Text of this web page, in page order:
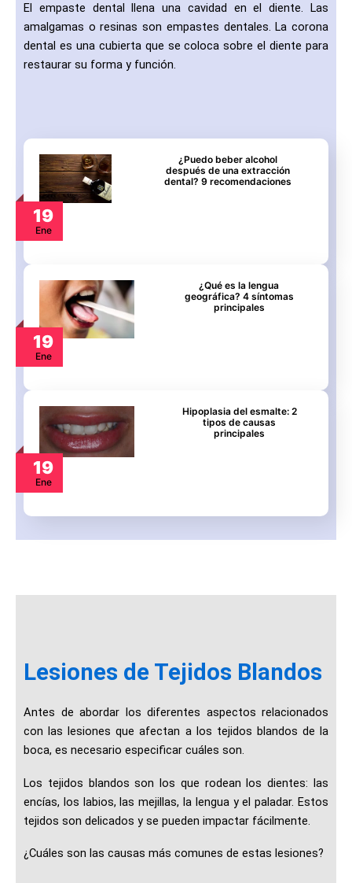
El empaste dental llena una cavidad en el diente. Las
amalgamas o resinas son empastes dentales. La corona
dental es una cubierta que se coloca sobre el diente para
restaurar su forma y función.
19
Ene
¿Puedo beber alcohol
después de una extracción
dental? 9 recomendaciones
19
Ene
¿Qué es la lengua
geográfica? 4 síntomas
principales
19
Ene
Hipoplasia del esmalte: 2
tipos de causas
principales
Lesiones de Tejidos Blandos
Antes de abordar los diferentes aspectos relacionados
con las lesiones que afectan a los tejidos blandos de la
boca, es necesario especificar cuáles son.
Los tejidos blandos son los que rodean los dientes: las
encías, los labios, las mejillas, la lengua y el paladar. Estos
tejidos son delicados y se pueden impactar fácilmente.
¿Cuáles son las causas más comunes de estas lesiones?